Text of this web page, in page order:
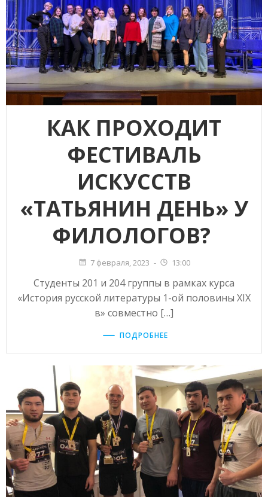
КАК ПРОХОДИТ
ФЕСТИВАЛЬ
ИСКУССТВ
«ТАТЬЯНИН ДЕНЬ» У
ФИЛОЛОГОВ?
7 февраля, 2023 - 13:00
Студенты 201 и 204 группы в рамках курса
«История русской литературы 1-ой половины XIX
в» совместно […]
ПОДРОБНЕЕ